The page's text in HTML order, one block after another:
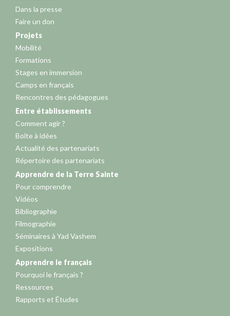
Dans la presse
Faire un don
Projets
Mobilité
Formations
Stages en immersion
Camps en français
Rencontres des pédagogues
Entre établissements
Comment agir ?
Boîte à idées
Actualité des partenariats
Répertoire des partenariats
Apprendre de la Terre Sainte
Pour comprendre
Vidéos
Bibliographie
Filmographie
Séminaires à Yad Vashem
Expositions
Apprendre le français
Pourquoi le français ?
Ressources
Rapports et Études